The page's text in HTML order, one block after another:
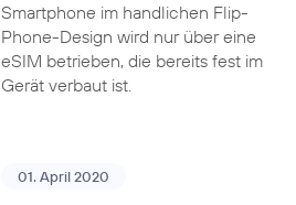
Smartphone im handlichen Flip-
Phone-Design wird nur über eine
eSIM betrieben, die bereits fest im
Gerät verbaut ist.
01. April 2020